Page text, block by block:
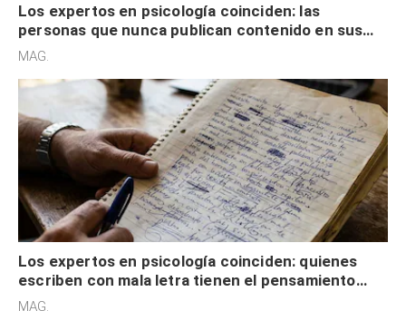
Los expertos en psicología coinciden: las
personas que nunca publican contenido en sus
redes sociales no pretenden buscar validación
MAG.
Los expertos en psicología coinciden: quienes
escriben con mala letra tienen el pensamiento
acelerado y no lo hacen por desinterés
MAG.